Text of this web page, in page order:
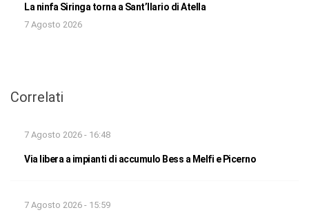
La ninfa Siringa torna a Sant’Ilario di Atella
7 Agosto 2026
Correlati
7 Agosto 2026 - 16:48
Via libera a impianti di accumulo Bess a Melfi e Picerno
7 Agosto 2026 - 15:59